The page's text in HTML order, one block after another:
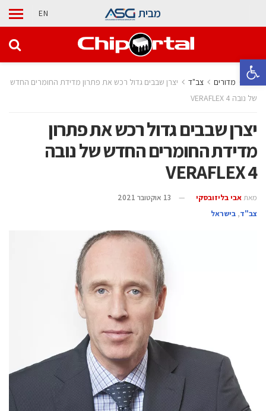
פתח סרגל נגישות
מבית EN
בית מדורים ‫צב"ד‬
יצרן שבבים גדול רכש את פתרון מדידת החומרים החדש
של נובה VERAFLEX 4
יצרן שבבים גדול רכש את פתרון
מדידת החומרים החדש של נובה
VERAFLEX 4
מאת אבי בליזובסקי
13 אוקטובר 2021
‫צב"ד‬, בישראל